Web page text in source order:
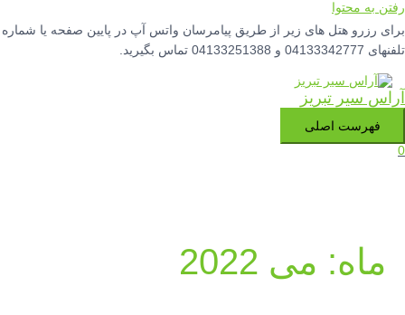
رفتن به محتوا
برای رزرو هتل های زیر از طریق پیامرسان واتس آپ در پایین صفحه یا شماره
تلفنهای 04133342777 و 04133251388 تماس بگیرید.
آراس سیر تبریز
فهرست اصلی
0
ماه: می 2022